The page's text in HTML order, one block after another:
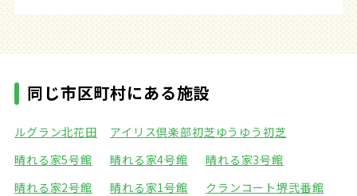
同じ市区町村にある施設
ルグラン北花田 アイリス倶楽部初芝ゆうゆう初芝
晴れる家5号館
晴れる家4号館
晴れる家3号館
晴れる家2号館
晴れる家1号館
クランコート堺弐番館